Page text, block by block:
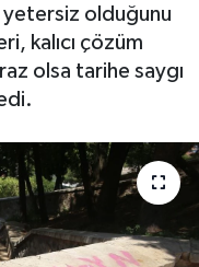
yetersiz olduğunu
kalıcı çözüm
olsa tarihe saygı